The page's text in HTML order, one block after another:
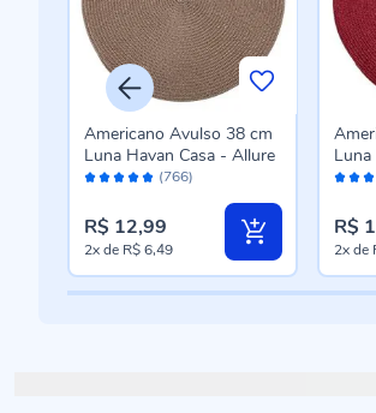
Avaliação: (766)
Americano Avulso 38 cm
Luna Havan Casa - Allure
R$ 12,99
2xde R$ 6,49
R$
2xde